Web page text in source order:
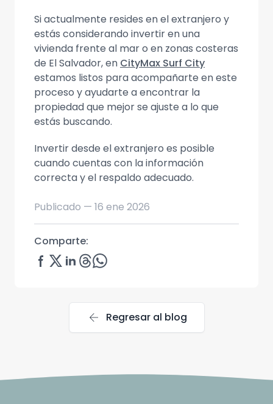
Si actualmente resides en el extranjero y
estás considerando invertir en una
vivienda frente al mar o en zonas costeras
de El Salvador, en CityMax Surf City
estamos listos para acompañarte en este
proceso y ayudarte a encontrar la
propiedad que mejor se ajuste a lo que
estás buscando.
Invertir desde el extranjero es posible
cuando cuentas con la información
correcta y el respaldo adecuado.
Publicado — 16 ene 2026
Comparte:
arrow_back Regresar al blog